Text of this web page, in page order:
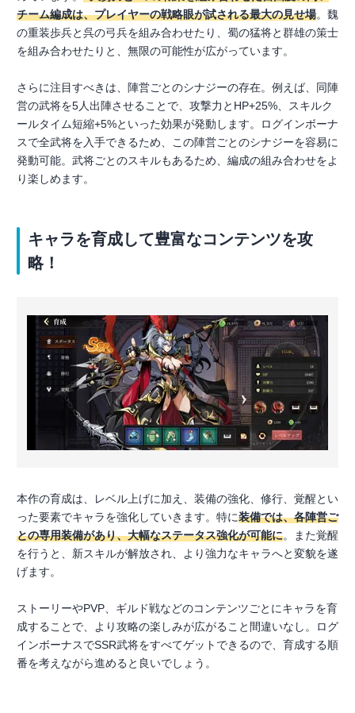
チーム編成は、プレイヤーの戦略眼が試される最大の見せ場。魏
の重装歩兵と呉の弓兵を組み合わせたり、蜀の猛将と群雄の策士
を組み合わせたりと、無限の可能性が広がっています。
さらに注目すべきは、陣営ごとのシナジーの存在。例えば、同陣
営の武将を5人出陣させることで、攻撃力とHP+25%、スキルク
ールタイム短縮+5%といった効果が発動します。ログインボーナ
スで全武将を入手できるため、この陣営ごとのシナジーを容易に
発動可能。武将ごとのスキルもあるため、編成の組み合わせをよ
り楽しめます。
キャラを育成して豊富なコンテンツを攻
略！
本作の育成は、レベル上げに加え、装備の強化、修行、覚醒とい
った要素でキャラを強化していきます。特に装備では、各陣営ご
との専用装備があり、大幅なステータス強化が可能に。また覚醒
を行うと、新スキルが解放され、より強力なキャラへと変貌を遂
げます。
ストーリーやPVP、ギルド戦などのコンテンツごとにキャラを育
成することで、より攻略の楽しみが広がること間違いなし。ログ
インボーナスでSSR武将をすべてゲットできるので、育成する順
番を考えながら進めると良いでしょう。